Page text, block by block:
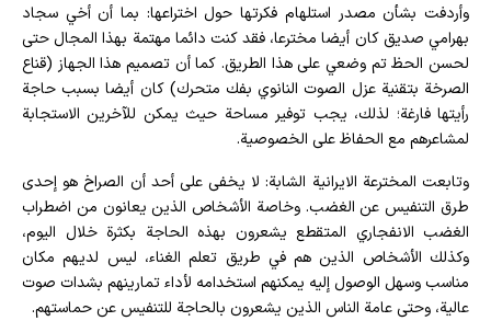
وأردفت بشأن مصدر استلهام فكرتها حول اختراعها: بما أن أخي سجاد
بهرامي صديق كان أيضا مخترعا، فقد كنت دائما مهتمة بهذا المجال حتى
لحسن الحظ تم وضعي على هذا الطريق. كما أن تصميم هذا الجهاز (قناع
الصرخة بتقنية عزل الصوت النانوي بفك متحرك) كان أيضا بسبب حاجة
رأيتها فارغة؛ لذلك، يجب توفير مساحة حيث يمكن للآخرين الاستجابة
لمشاعرهم مع الحفاظ على الخصوصية.
وتابعت المخترعة الايرانية الشابة: لا يخفى على أحد أن الصراخ هو إحدى
طرق التنفيس عن الغضب. وخاصة الأشخاص الذين يعانون من اضطراب
الغضب الانفجاري المتقطع يشعرون بهذه الحاجة بكثرة خلال اليوم،
وكذلك الأشخاص الذين هم في طريق تعلم الغناء، ليس لديهم مكان
مناسب وسهل الوصول إليه يمكنهم استخدامه لأداء تمارينهم بشدات صوت
عالية، وحتى عامة الناس الذين يشعرون بالحاجة للتنفيس عن حماستهم.